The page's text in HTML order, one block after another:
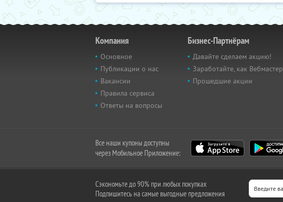
Компания
Основное
Публикации о нас
Вакансии
Правила сервиса
Ответы на вопросы
Бизнес-Партнёрам
Давайте сделаем акцию!
Заработайте, как Вебмастер
Прошедшие акции
Все наши купоны доступны
через Мобильное Приложение:
Сэкономьте до 90% при любых покупках
Подпишитесь на самые выгодные предложения